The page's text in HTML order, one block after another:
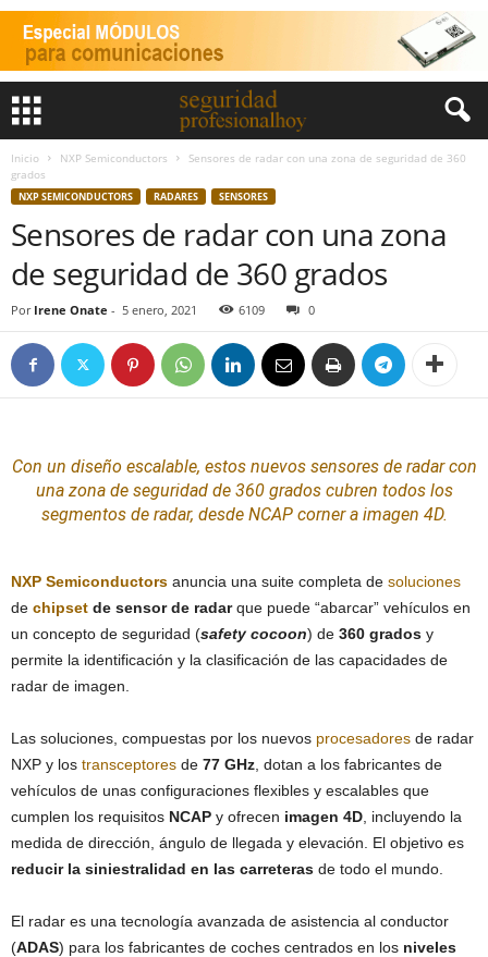
Inicio NXP Semiconductors
Sensores de radar con una zona de seguridad de 360
grados
NXP SEMICONDUCTORS RADARES SENSORES
Sensores de radar con una zona
de seguridad de 360 grados
Por Irene Onate - 5 enero, 2021 6109 0
Con un diseñoescalable, estos nuevos sensoresde radar con
una zona de seguridadde 360 grados cubren todos los
segmentos de radar, desde NCAP corner a imagen 4D.
NXP Semiconductors anuncia una suite completa de soluciones
de chipset de sensor de radarque puede “abarcar” vehículos en
un concepto de seguridad (safety cocoon) de 360 grados y
permite la identificación y la clasificación de las capacidades de
radar de imagen.
Las soluciones, compuestas por los nuevos procesadores de radar
NXP y los transceptores de 77 GHz , dotan a los fabricantes de
vehículos de unas configuraciones flexibles y escalables que
cumplen los requisitos NCAP y ofrecen imagen 4D , incluyendo la
medida de dirección, ángulo de llegada y elevación. El objetivo es
reducir la siniestralidad en las carreteras de todo el mundo.
El radar es una tecnología avanzada de asistencia al conductor
(ADAS) para los fabricantes de coches centrados en los niveles